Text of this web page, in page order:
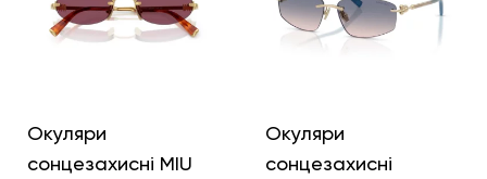
Окуляри
сонцезахисні MIU
Окуляри
сонцезахисні